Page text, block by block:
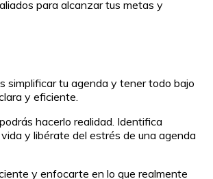
para alcanzar tus metas y
simplificar tu agenda y tener todo bajo
y eficiente.
hacerlo realidad. Identifica
y libérate del estrés de una agenda
y enfocarte en lo que realmente